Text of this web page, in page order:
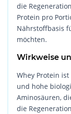
die
Protein pro
Nährstoffbasis
möchten.
Wirkweise
Whey Protein
und hohe
Aminosäuren,
die